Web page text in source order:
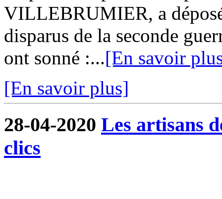
VILLEBRUMIER, a
disparus de la seconde
ont sonné :...[En savoir
[En savoir plus]
28-04-2020 Les artisans
clics